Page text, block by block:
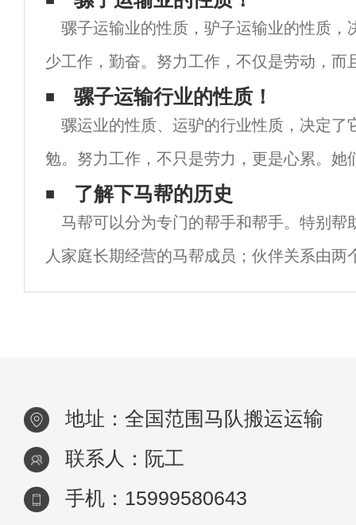
骡子运输业的性质，驴子运输业的性质，
少工作，勤奋。努力工作，不仅是劳动，而
年复一年地离开了家。我们应该随时处理恶
恶劣的天气，始终跟上机会，抓住机会，抓
骡子运输行业的性质！
骡运业的性质、运驴的行业性质，决定了
勉。努力工作，不只是劳力，更是心累。她
复一年。应随时应对恶劣的自然环境和恶劣
时机，把握时机，把握时机。显然，这远比
了解下马帮的历史
马帮可以分为专门的帮手和帮手。特别帮
人家庭长期经营的马帮成员；伙伴关系由两
组成，属于短期性质。在这个神秘的群体中
地址：全国范围马队搬运运输
联系人：阮工
手机：15999580643